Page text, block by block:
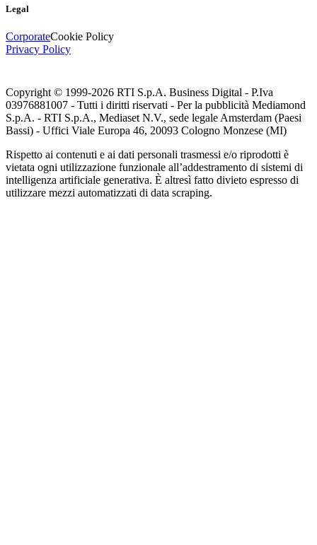
Legal
CorporateCookie Policy
Privacy Policy
Copyright © 1999-2026 RTI S.p.A. Business Digital - P.Iva
03976881007 - Tutti i diritti riservati - Per la pubblicità Mediamond
S.p.A. - RTI S.p.A., Mediaset N.V., sede legale Amsterdam (Paesi
Bassi) - Uffici Viale Europa 46, 20093 Cologno Monzese (MI)
Rispetto ai contenuti e ai dati personali trasmessi e/o riprodotti è
vietata ogni utilizzazione funzionale all’addestramento di sistemi di
intelligenza artificiale generativa. È altresì fatto divieto espresso di
utilizzare mezzi automatizzati di data scraping.